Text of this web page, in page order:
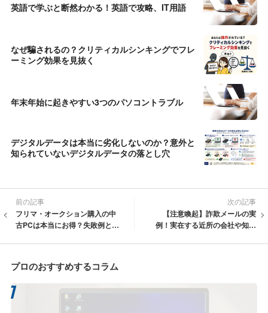
英語で学ぶと断然わかる！英語で攻略、IT用語
なぜ騙されるの？クリティカルシンキングでフレ
ーミング効果を見抜く
年末年始に起きやすい3つのパソコントラブル
デジタルデータは本当に劣化しないのか？意外と
知られていないデジタルデータの落とし穴
前の記事
フリマ・オークション購入の中
古PCは本当にお得？失敗例と注
次の記事
【注意喚起】詐欺メールの実
例！実在する近所の会社や知人
プロのおすすめするコラム